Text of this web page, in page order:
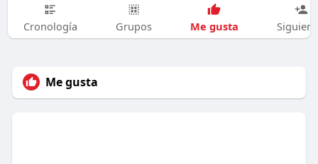
Cronología Grupos Me gusta
Me gusta